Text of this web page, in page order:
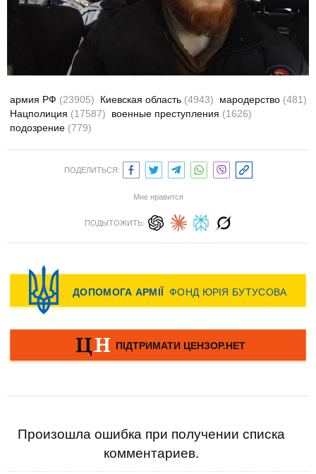
армия РФ (23905) Киевская область (4943) мародерство (481)
Нацполиция (17587) военные преступления (1626)
подозрение (779)
ПОДЕЛИТЬСЯ:
Мне нравится
ПОДЫТОЖИТЬ:
Произошла ошибка при получении списка
комментариев.